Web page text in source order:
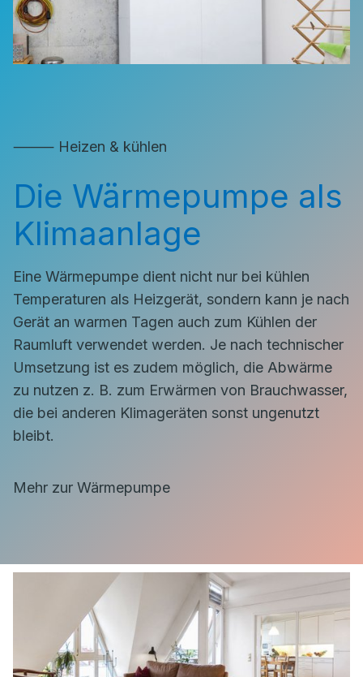
⸻ Heizen & kühlen
Die Wärmepumpe als
Klimaanlage
Eine Wärmepumpe dient nicht nur bei kühlen
Temperaturen als Heizgerät, sondern kann je nach
Gerät an warmen Tagen auch zum Kühlen der
Raumluft verwendet werden. Je nach technischer
Umsetzung ist es zudem möglich, die Abwärme
zu nutzen z. B. zum Erwärmen von Brauchwasser,
die bei anderen Klimageräten sonst ungenutzt
bleibt.
Mehr zur Wärmepumpe